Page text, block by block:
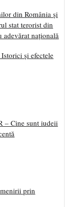
din România și
stat terorist din
adevărat națională
și efectele
– Cine sunt iudeii
prin